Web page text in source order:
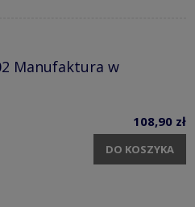
Manufaktura w
108,90 zł
DO KOSZYKA